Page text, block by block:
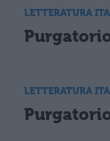
LETTERATURA
LETTERATURA